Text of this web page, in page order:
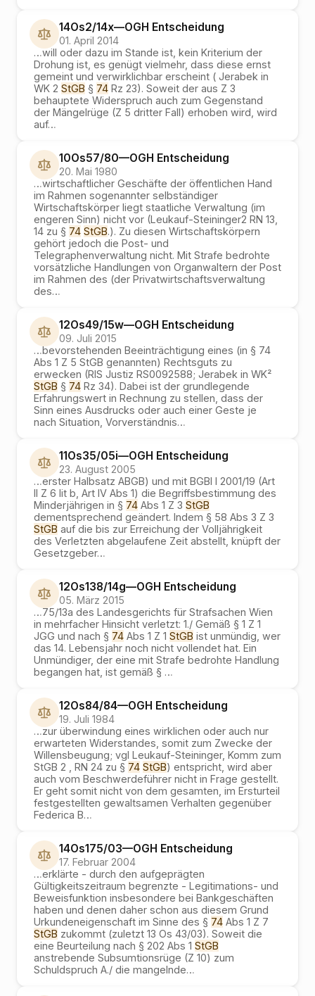
14Os2/14x—OGH Entscheidung
01. April 2014
…will oder dazu im Stande ist, kein Kriterium der
Drohung ist, es genügt vielmehr, dass diese ernst
gemeint und verwirklichbar erscheint ( Jerabek in
WK 2 StGB § 74 Rz 23). Soweit der aus Z 3
behauptete Widerspruch auch zum Gegenstand
der Mängelrüge (Z 5 dritter Fall) erhoben wird, wird
auf…
10Os57/80—OGH Entscheidung
20. Mai 1980
…wirtschaftlicher Geschäfte der öffentlichen Hand
im Rahmen sogenannter selbständiger
Wirtschaftskörper liegt staatliche Verwaltung (im
engeren Sinn) nicht vor (Leukauf-Steininger2 RN 13,
14 zu § 74 StGB.). Zu diesen Wirtschaftskörpern
gehört jedoch die Post- und
Telegraphenverwaltung nicht. Mit Strafe bedrohte
vorsätzliche Handlungen von Organwaltern der Post
im Rahmen des (der Privatwirtschaftsverwaltung
des…
12Os49/15w—OGH Entscheidung
09. Juli 2015
…bevorstehenden Beeinträchtigung eines (in § 74
Abs 1 Z 5 StGB genannten) Rechtsguts zu
erwecken (RIS Justiz RS0092588; Jerabek in WK²
StGB § 74 Rz 34). Dabei ist der grundlegende
Erfahrungswert in Rechnung zu stellen, dass der
Sinn eines Ausdrucks oder auch einer Geste je
nach Situation, Vorverständnis…
11Os35/05i—OGH Entscheidung
23. August 2005
…erster Halbsatz ABGB) und mit BGBl I 2001/19 (Art
II Z 6 lit b, Art IV Abs 1) die Begriffsbestimmung des
Minderjährigen in § 74 Abs 1 Z 3 StGB
dementsprechend geändert. Indem § 58 Abs 3 Z 3
StGB auf die bis zur Erreichung der Volljährigkeit
des Verletzten abgelaufene Zeit abstellt, knüpft der
Gesetzgeber…
12Os138/14g—OGH Entscheidung
05. März 2015
…75/13a des Landesgerichts für Strafsachen Wien
in mehrfacher Hinsicht verletzt: 1./ Gemäß § 1 Z 1
JGG und nach § 74 Abs 1 Z 1 StGB ist unmündig, wer
das 14. Lebensjahr noch nicht vollendet hat. Ein
Unmündiger, der eine mit Strafe bedrohte Handlung
begangen hat, ist gemäß § …
12Os84/84—OGH Entscheidung
19. Juli 1984
…zur überwindung eines wirklichen oder auch nur
erwarteten Widerstandes, somit zum Zwecke der
Willensbeugung; vgl Leukauf-Steininger, Komm zum
StGB 2 , RN 24 zu § 74 StGB) entspricht, wird aber
auch vom Beschwerdeführer nicht in Frage gestellt.
Er geht somit nicht von dem gesamten, im Ersturteil
festgestellten gewaltsamen Verhalten gegenüber
Federica B…
14Os175/03—OGH Entscheidung
17. Februar 2004
…erklärte - durch den aufgeprägten
Gültigkeitszeitraum begrenzte - Legitimations- und
Beweisfunktion insbesondere bei Bankgeschäften
haben und denen daher schon aus diesem Grund
Urkundeneigenschaft im Sinne des § 74 Abs 1 Z 7
StGB zukommt (zuletzt 13 Os 43/03). Soweit die
eine Beurteilung nach § 202 Abs 1 StGB
anstrebende Subsumtionsrüge (Z 10) zum
Schuldspruch A./ die mangelnde…